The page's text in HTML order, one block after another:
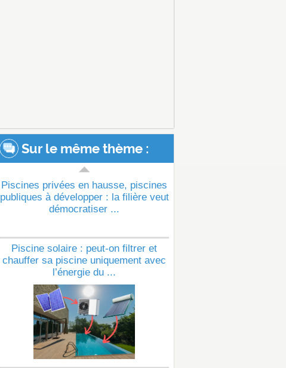
Sur le même thème :
Piscines privées en hausse, piscines
publiques à développer : la filière veut
démocratiser ...
Piscine solaire : peut-on filtrer et
chauffer sa piscine uniquement avec
l’énergie du ...